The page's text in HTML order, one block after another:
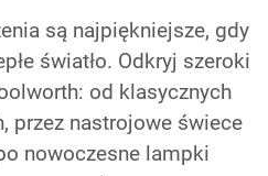
są najpiękniejsze, gdy
światło. Odkryj szeroki
od klasycznych
przez nastrojowe świece
nowoczesne lampki